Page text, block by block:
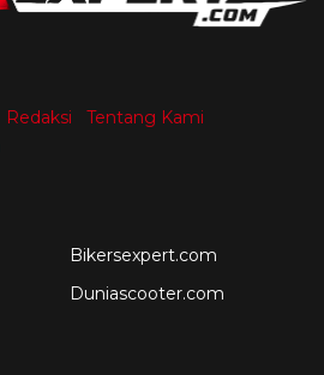
Redaksi
Tentang Kami
Bikersexpert.com
Duniascooter.com